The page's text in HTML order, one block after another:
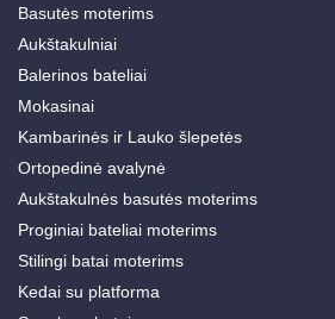
Basutės moterims
Aukštakulniai
Balerinos bateliai
Mokasinai
Kambarinės ir Lauko šlepetės
Ortopedinė avalynė
Aukštakulnės basutės moterims
Proginiai bateliai moterims
Stilingi batai moterims
Kedai su platforma